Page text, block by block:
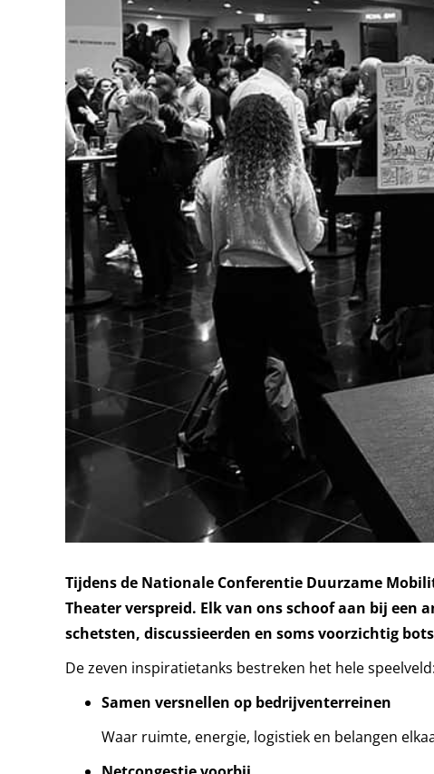
Tijdens de Nationale Conferentie Duurzame
Theater verspreid. Elk van ons schoof aan bij
schetsten, discussieerden en soms voorzichtig
De zeven inspiratietanks bestreken het hele speelveld:
Samen versnellen op bedrijventerreinen
Waar ruimte, energie, logistiek en belangen